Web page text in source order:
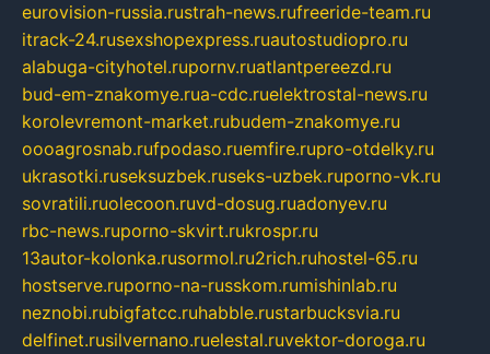
eurovision-russia.rustrah-news.rufreeride-team.ru
itrack-24.rusexshopexpress.ruautostudiopro.ru
alabuga-cityhotel.rupornv.ruatlantpereezd.ru
bud-em-znakomye.rua-cdc.ruelektrostal-news.ru
korolevremont-market.rubudem-znakomye.ru
oooagrosnab.rufpodaso.ruemfire.rupro-otdelky.ru
ukrasotki.ruseksuzbek.ruseks-uzbek.ruporno-vk.ru
sovratili.ruolecoon.ruvd-dosug.ruadonyev.ru
rbc-news.ruporno-skvirt.rukrospr.ru
13autor-kolonka.rusormol.ru2rich.ruhostel-65.ru
hostserve.ruporno-na-russkom.rumishinlab.ru
neznobi.rubigfatcc.ruhabble.rustarbucksvia.ru
delfinet.rusilvernano.ruelestal.ruvektor-doroga.ru